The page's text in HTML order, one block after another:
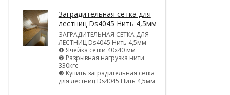
Заградительная сетка для
лестниц Ds4045 Нить 4,5мм
ЗАГРАДИТЕЛЬНАЯ СЕТКА ДЛЯ
ЛЕСТНИЦ Ds4045 Нить 4,5мм
❶ Ячейка сетки 40х40 мм
❷ Разрывная нагрузка нити
330кгс
❸ Купить заградительная сетка
для лестниц Ds4045 Нить 4,5мм